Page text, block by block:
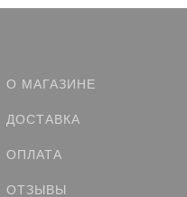
О МАГАЗИНЕ
ДОСТАВКА
ОПЛАТА
ОТЗЫВЫ